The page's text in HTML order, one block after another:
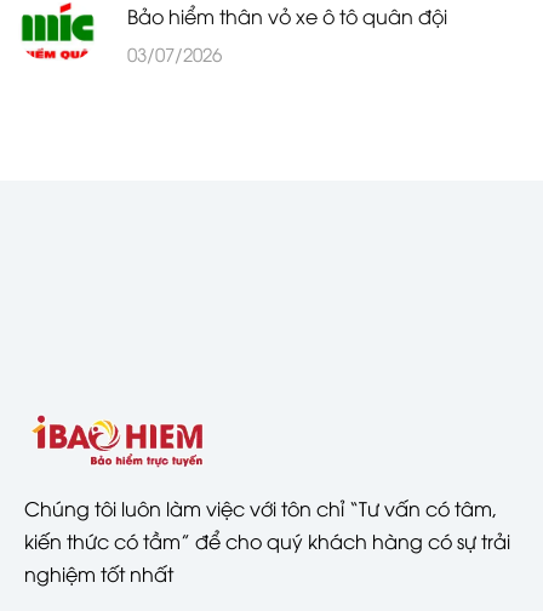
Bảo hiểm thân vỏ xe ô tô quân đội
03/07/2026
Chúng tôi luôn làm việc với tôn chỉ “Tư vấn có tâm,
kiến thức có tầm” để cho quý khách hàng có sự trải
nghiệm tốt nhất